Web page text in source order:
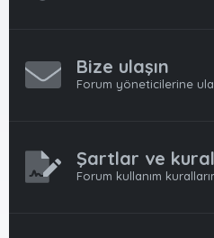
Bize ulaşın
Forum yöneticilerine
Şartlar ve
Forum kullanım